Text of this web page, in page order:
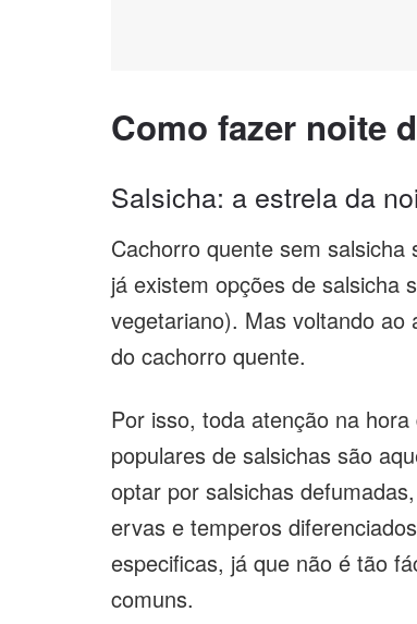
Como fazer noite
Salsicha: a estrela da
Cachorro quente sem
já existem opções de salsicha
vegetariano). Mas voltando
do cachorro quente.
Por isso, toda atenção na
populares de salsichas são
optar por salsichas
ervas e temperos
especificas, já que não é tão
comuns.